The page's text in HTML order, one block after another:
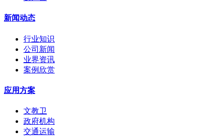
新闻动态
行业知识
公司新闻
业界资讯
案例欣赏
应用方案
文教卫
政府机构
交通运输